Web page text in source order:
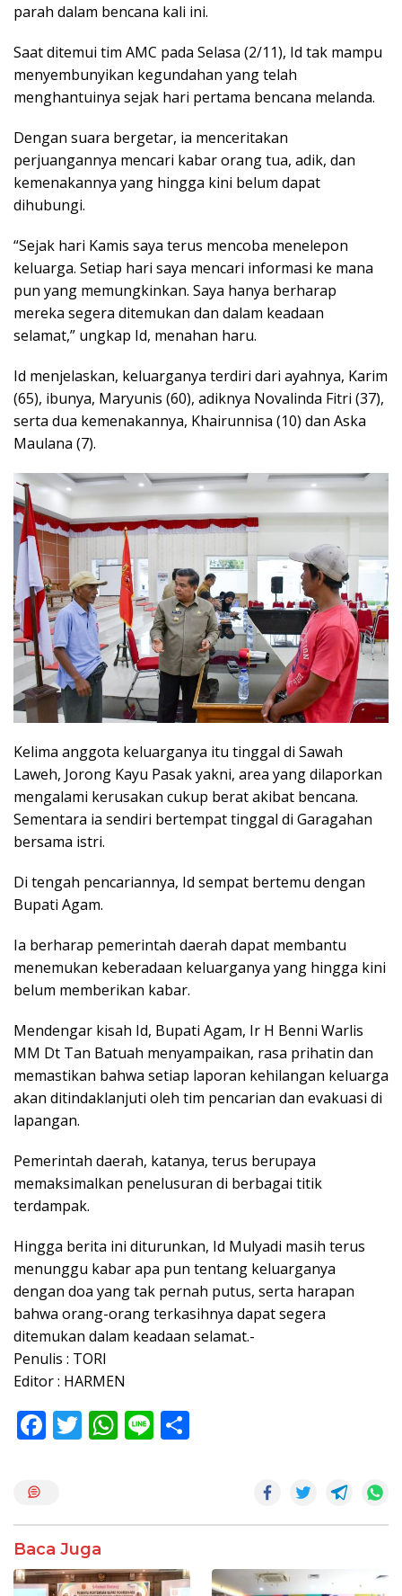
parah dalam bencana kali ini.
Saat ditemui tim AMC pada Selasa (2/11), Id tak mampu
menyembunyikan kegundahan yang telah
menghantuinya sejak hari pertama bencana melanda.
Dengan suara bergetar, ia menceritakan
perjuangannya mencari kabar orang tua, adik, dan
kemenakannya yang hingga kini belum dapat
dihubungi.
“Sejak hari Kamis saya terus mencoba menelepon
keluarga. Setiap hari saya mencari informasi ke mana
pun yang memungkinkan. Saya hanya berharap
mereka segera ditemukan dan dalam keadaan
selamat,” ungkap Id, menahan haru.
Id menjelaskan, keluarganya terdiri dari ayahnya, Karim
(65), ibunya, Maryunis (60), adiknya Novalinda Fitri (37),
serta dua kemenakannya, Khairunnisa (10) dan Aska
Maulana (7).
Kelima anggota keluarganya itu tinggal di Sawah
Laweh, Jorong Kayu Pasak yakni, area yang dilaporkan
mengalami kerusakan cukup berat akibat bencana.
Sementara ia sendiri bertempat tinggal di Garagahan
bersama istri.
Di tengah pencariannya, Id sempat bertemu dengan
Bupati Agam.
Ia berharap pemerintah daerah dapat membantu
menemukan keberadaan keluarganya yang hingga kini
belum memberikan kabar.
Mendengar kisah Id, Bupati Agam, Ir H Benni Warlis
MM Dt Tan Batuah menyampaikan, rasa prihatin dan
memastikan bahwa setiap laporan kehilangan keluarga
akan ditindaklanjuti oleh tim pencarian dan evakuasi di
lapangan.
Pemerintah daerah, katanya, terus berupaya
memaksimalkan penelusuran di berbagai titik
terdampak.
Hingga berita ini diturunkan, Id Mulyadi masih terus
menunggu kabar apa pun tentang keluarganya
dengan doa yang tak pernah putus, serta harapan
bahwa orang-orang terkasihnya dapat segera
ditemukan dalam keadaan selamat.-
Penulis : TORI
Editor : HARMEN
F
o
o
T W
p
Li
Baca Juga